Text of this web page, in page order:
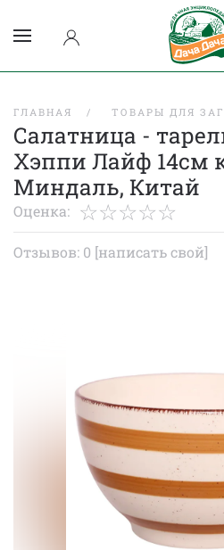
ГЛАВНАЯ ТОВАРЫ ДЛЯ
Салатница -
Хэппи Лайф 14см
Миндаль, Китай
Оценка:
Отзывов: 0 [написать свой]